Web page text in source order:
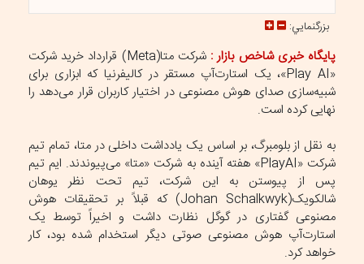
بزرگنمايي:
پایگاه خبری شاخص بازار :
شرکت متا(Meta) قرارداد خرید شرکت
«Play AI»، یک استارت‌آپ مستقر در کالیفرنیا که ابزاری برای
شبیه‌سازی صدای هوش مصنوعی در اختیار کاربران قرار می‌دهد را
نهایی کرده است.
به نقل از بلومبرگ، بر اساس یک یادداشت داخلی در متا، تمام تیم
شرکت «PlayAI» هفته آینده به شرکت «متا» می‌پیوندند. ایم تیم
پس از پیوستن به این شرکت، تیم تحت نظر یوهان
شالکویک(Johan Schalkwyk) که قبلاً بر تحقیقات هوش
مصنوعی گفتاری در گوگل نظارت داشت و اخیراً توسط یک
استارت‌آپ هوش مصنوعی صوتی دیگر استخدام شده بود، کار
خواهد کرد.